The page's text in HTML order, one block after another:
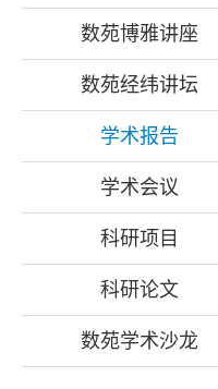
数苑博雅讲座
数苑经纬讲坛
学术报告
学术会议
科研项目
科研论文
数苑学术沙龙